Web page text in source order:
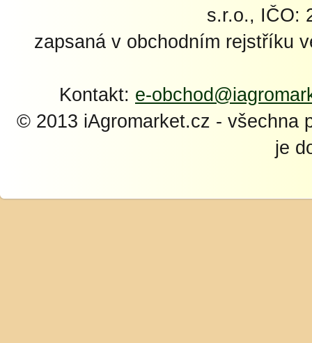
s.r.o., IČO:
zapsaná v obchodním rejstříku
Kontakt: e-
© 2013 iAgromarket.cz - všechna
je